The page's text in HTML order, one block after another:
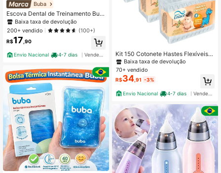
Buba
Escova Dental de Treinamento Bub
a Primeiros Dentinhos
Baixa taxa de devolução
200+ vendido
(100+)
R$17 ,90
Envio Nacional 4-7 dias
Kit 150 Cotonete Hastes Flexíveis
Macio Recém Nascido - Enlace - 5
0 Un Cada Total 150 Un
Baixa taxa de devolução
70+ vendido
R$34 ,91 -3%
Envio Nacional 4-7 dias